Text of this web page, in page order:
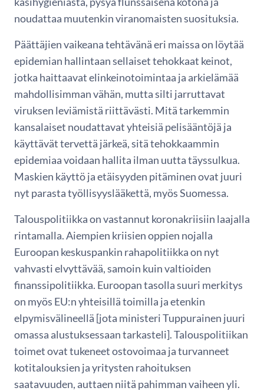
noudattaa muutenkin viranomaisten suosituksia.
Päättäjien vaikeana tehtävänä eri maissa on löytää
epidemian hallintaan sellaiset tehokkaat keinot,
jotka haittaavat elinkeinotoimintaa ja arkielämää
mahdollisimman vähän, mutta silti jarruttavat
viruksen leviämistä riittävästi. Mitä tarkemmin
kansalaiset noudattavat yhteisiä pelisääntöjä ja
käyttävät tervettä järkeä, sitä tehokkaammin
epidemiaa voidaan hallita ilman uutta täyssulkua.
Maskien käyttö ja etäisyyden pitäminen ovat juuri
nyt parasta työllisyyslääkettä, myös Suomessa.
Talouspolitiikka on vastannut koronakriisiin laajalla
rintamalla. Aiempien kriisien oppien nojalla
Euroopan keskuspankin rahapolitiikka on nyt
vahvasti elvyttävää, samoin kuin valtioiden
finanssipolitiikka. Euroopan tasolla suuri merkitys
on myös EU:n yhteisillä toimilla ja etenkin
elpymisvälineellä [jota ministeri Tuppurainen juuri
omassa alustuksessaan tarkasteli]. Talouspolitiikan
toimet ovat tukeneet ostovoimaa ja turvanneet
kotitalouksien ja yritysten rahoituksen
saatavuuden, auttaen niitä pahimman vaiheen yli.